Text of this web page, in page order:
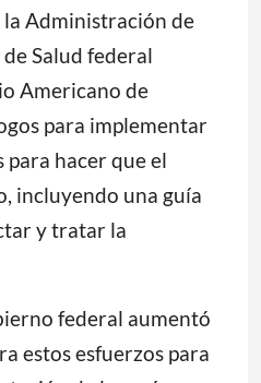
Administración de
Salud federal
Americano de
para implementar
para hacer que el
incluyendo una guía
y tratar la
federal aumentó
estos esfuerzos para